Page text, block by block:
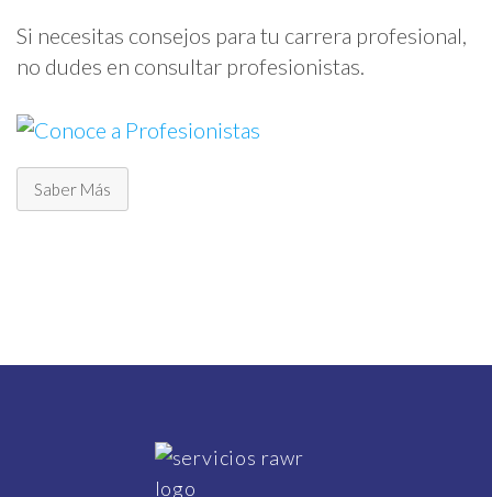
Si necesitas consejos para tu carrera profesional,
no dudes en consultar profesionistas.
Saber Más